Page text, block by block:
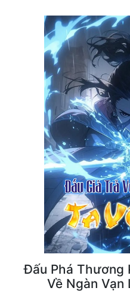
Truyện Mới Ra
Hoàn Thành
Truyện Convert
Truyện Nhập Môn
Truyện ngắn
Xa Lộ DịchĐấu Phá Thương
Về Ngàn Vạn